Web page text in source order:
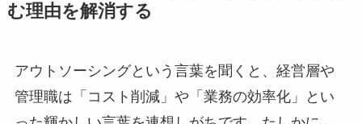
む理由を解消する
アウトソーシングという言葉を聞くと、経営層や
管理職は「コスト削減」や「業務の効率化」とい